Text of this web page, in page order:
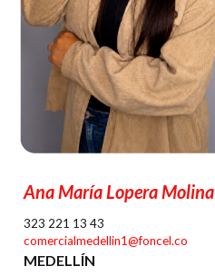
Ana María Lopera Molina
323 221 13 43
comercialmedellin1@foncel.co
MEDELLÍN